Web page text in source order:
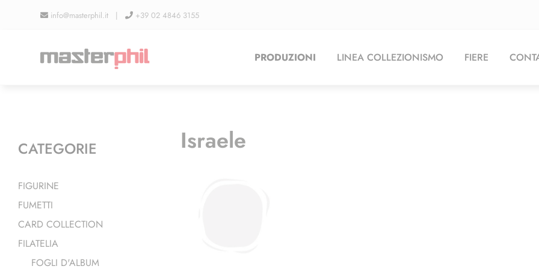
info@masterphil.it | +39 02 4846 3155
PRODUZIONI LINEA COLLEZIONISMO FIERE
Israele
CATEGORIE
FIGURINE
FUMETTI
CARD COLLECTION
FILATELIA
FOGLI D'ALBUM